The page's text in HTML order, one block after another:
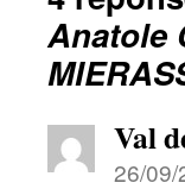
Anatole
Val
26/